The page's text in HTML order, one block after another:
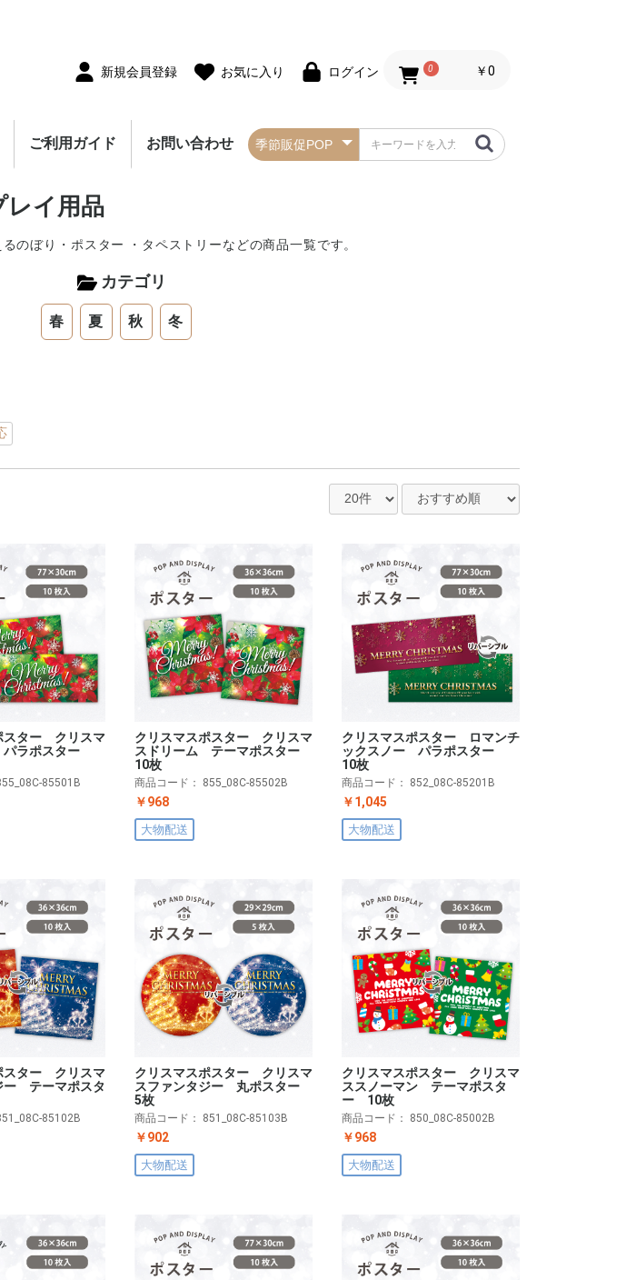
新規会員登録 お気に入り ログイン 0 ￥0
のぼり旗
旗
旗
旗
形）
促ポスター
ター
ポスター
トデーのポスター
（90×180cm）
ご利用ガイド お問い合わせ
レイ用品
のぼり・ポスター ・タペストリーなどの商品一覧です。
カテゴリ
春 夏 秋 冬
スター クリスマ
ラポスター
85501B
クリスマスポスター クリスマ
スドリーム テーマポスター
10枚
商品コード： 855_08C-85502B
￥968
大物配送
クリスマスポスター ロマンチ
ックスノー パラポスター
10枚
商品コード： 852_08C-85201B
￥1,045
大物配送
スター クリスマ
ー テーマポスタ
85102B
クリスマスポスター クリスマ
スファンタジー 丸ポスター
5枚
商品コード： 851_08C-85103B
￥902
大物配送
クリスマスポスター クリスマ
ススノーマン テーマポスタ
ー 10枚
商品コード： 850_08C-85002B
￥968
大物配送